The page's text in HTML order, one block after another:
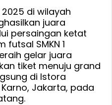
Grand
Final
AXIS
Nation
Cup
2025
di
Jakarta,
2025 di wilayah
juara
persaingan ketat
futsal SMKN 1
gelar juara
tiket menuju grand
di Istora
Jakarta, pada